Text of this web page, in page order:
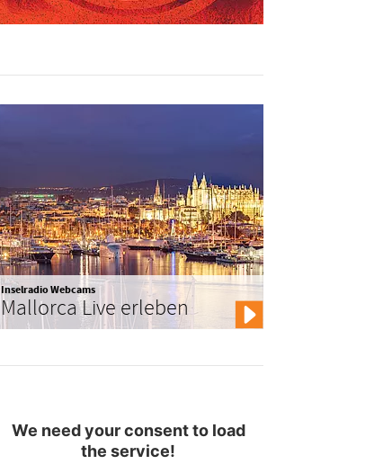
Inselradio Webcams
Mallorca Live erleben
We need your consent to load
the service!